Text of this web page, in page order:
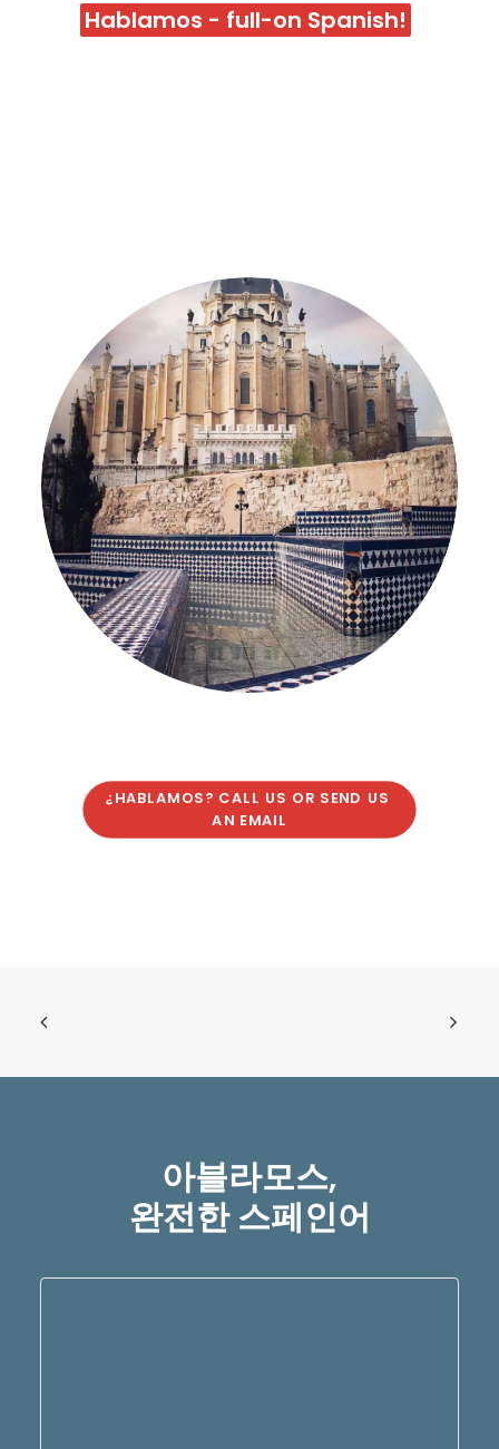
Hablamos - full-on Spanish!
¿HABLAMOS? CALL US OR SEND US
AN EMAIL
아블라모스,
완전한 스페인어